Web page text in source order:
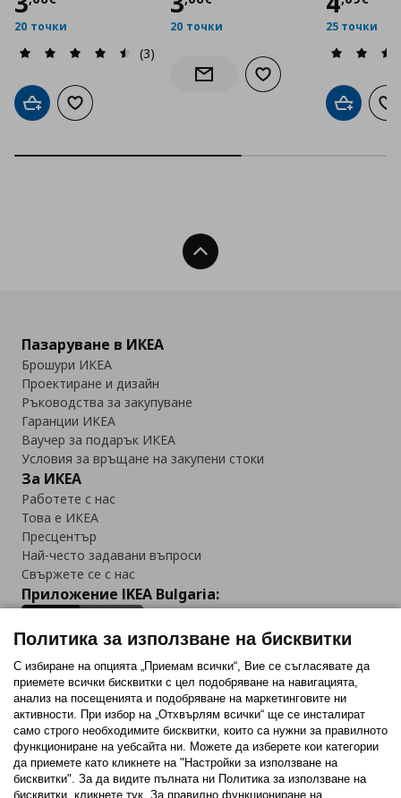
20 точки
(3)
Добави в кошницата
Добави към списъка с любими
20 точки
Информирай ме за наличност
Добави към списъка
25 точки
Добави
Нагоре
Пазаруване в ИКЕА
Брошури ИКЕА
Проектиране и дизайн
Ръководства за закупуване
Гаранции ИКЕА
Ваучер за подарък ИКЕА
Условия за връщане на закупени стоки
За ИКЕА
Работете с нас
Това е ИКЕА
Пресцентър
Най-често задавани въпроси
Свържете се с нас
Приложение IKEA Bulgaria:
Последвайте ни:
FacebookTwitterYoutubePinterestInstagram
Политика за използване на бисквитки
С избиране на опцията „Приемам всички“, Вие се съгласявате да
приемете всички бисквитки с цел подобряване на навигацията,
анализ на посещенията и подобряване на маркетинговите ни
активности. При избор на „Отхвърлям всички“ ще се инсталират
само строго необходимитe бисквитки, които са нужни за правилното
функциониране на уебсайта ни. Можете да изберете кои категории
да приемете като кликнете на "Настройки за използване на
бисквитки". За да видите пълната ни Политика за използване на
бисквитки, кликнете тук. За правилно функциониране на